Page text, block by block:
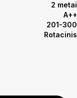
2 metai
A++
201-300
Rotacinis